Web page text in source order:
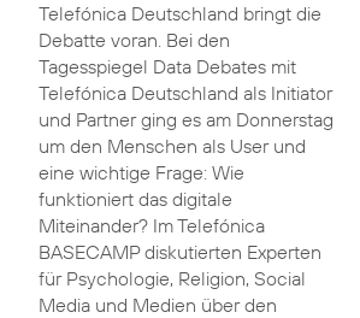
Telefónica Deutschland bringt die
Debatte voran. Bei den
Tagesspiegel Data Debates mit
Telefónica Deutschland als Initiator
und Partner ging es am Donnerstag
um den Menschen als User und
eine wichtige Frage: Wie
funktioniert das digitale
Miteinander? Im Telefónica
BASECAMP diskutierten Experten
für Psychologie, Religion, Social
Media und Medien über den